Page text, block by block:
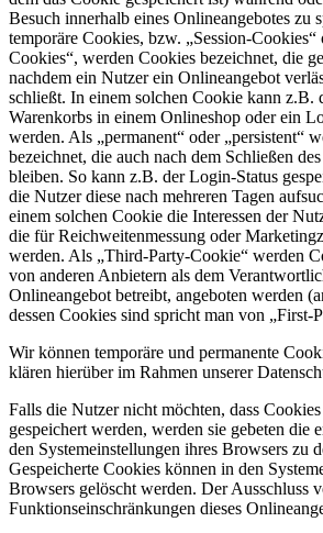
Besuch innerhalb eines Onlineangebotes zu
temporäre Cookies, bzw. „Session-Cookies“
Cookies“, werden Cookies bezeichnet, die
nachdem ein Nutzer ein Onlineangebot
schließt. In einem solchen Cookie kann z.B.
Warenkorbs in einem Onlineshop oder ein
werden. Als „permanent“ oder „persistent“
bezeichnet, die auch nach dem Schließen
bleiben. So kann z.B. der Login-Status
die Nutzer diese nach mehreren Tagen
einem solchen Cookie die Interessen der
die für Reichweitenmessung oder
werden. Als „Third-Party-Cookie“ werden
von anderen Anbietern als dem
Onlineangebot betreibt, angeboten werden
dessen Cookies sind spricht man von „First-
Wir können temporäre und permanente
klären hierüber im Rahmen unserer
Falls die Nutzer nicht möchten, dass
gespeichert werden, werden sie gebeten die
den Systemeinstellungen ihres Browsers zu
Gespeicherte Cookies können in den
Browsers gelöscht werden. Der Ausschluss
Funktionseinschränkungen dieses